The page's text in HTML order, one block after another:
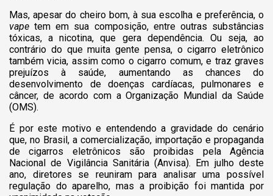
Mas, apesar do cheiro bom, à sua escolha e preferência, o
vape tem em sua composição, entre outras substâncias
tóxicas, a nicotina, que gera dependência. Ou seja, ao
contrário do que muita gente pensa, o cigarro eletrônico
também vicia, assim como o cigarro comum, e traz graves
prejuízos à saúde, aumentando as chances do
desenvolvimento de doenças cardíacas, pulmonares e
câncer, de acordo com a Organização Mundial da Saúde
(OMS).
É por este motivo e entendendo a gravidade do cenário
que, no Brasil, a comercialização, importação e propaganda
de cigarros eletrônicos são proibidas pela Agência
Nacional de Vigilância Sanitária (Anvisa). Em julho deste
ano, diretores se reuniram para analisar uma possível
regulação do aparelho, mas a proibição foi mantida por